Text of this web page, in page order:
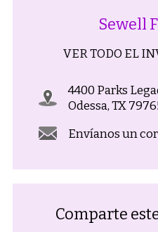
Sewell
VER TODO EL
4400 Parks
Odessa, TX
Envíanos un
Comparte